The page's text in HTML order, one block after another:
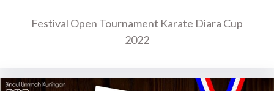
Festival Open Tournament Karate Diara Cup
2022